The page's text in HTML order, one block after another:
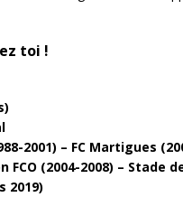
toi !
2001) – FC Martigues
FCO (2004-2008) – Stade
2019)